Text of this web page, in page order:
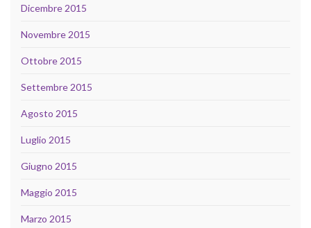
Dicembre 2015
Novembre 2015
Ottobre 2015
Settembre 2015
Agosto 2015
Luglio 2015
Giugno 2015
Maggio 2015
Marzo 2015